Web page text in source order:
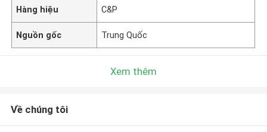
Hàng hiệu C&P
Nguồn gốc Trung Quốc
Xem thêm
Về chúng tôi